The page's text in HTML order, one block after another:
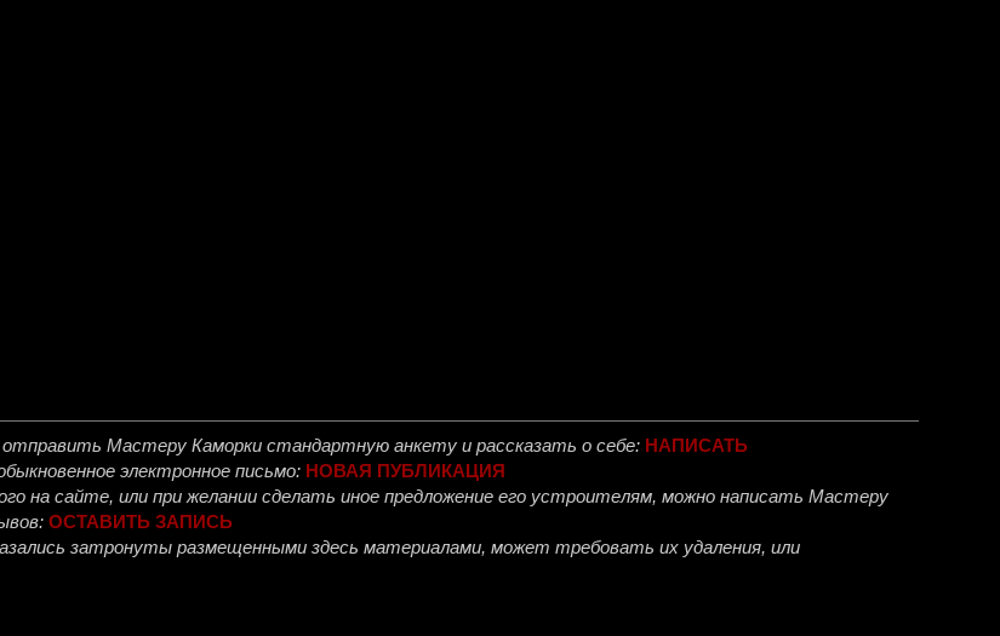
Мастеру Каморки стандартную анкету и рассказать о себе: НАПИСАТЬ
электронное письмо: НОВАЯ ПУБЛИКАЦИЯ
на сайте, или при желании сделать иное предложение его устроителям, можно написать Мастеру
ОСТАВИТЬ ЗАПИСЬ
затронуты размещенными здесь материалами, может требовать их удаления, или